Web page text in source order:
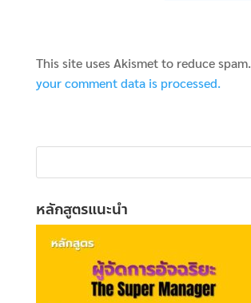
This site uses Akismet to reduce spam.
your comment data is processed.
หลักสูตรแนะนำ